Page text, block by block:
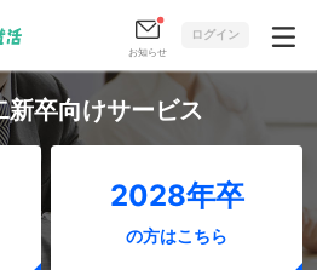
お知らせ
ログイン
新卒向けサービス
2028年卒
の方はこちら